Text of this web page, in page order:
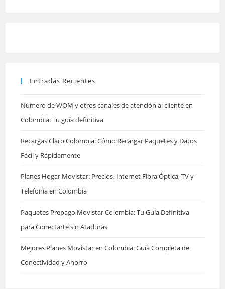
Entradas Recientes
Número de WOM y otros canales de atención al cliente en
Colombia: Tu guía definitiva
Recargas Claro Colombia: Cómo Recargar Paquetes y Datos
Fácil y Rápidamente
Planes Hogar Movistar: Precios, Internet Fibra Óptica, TV y
Telefonía en Colombia
Paquetes Prepago Movistar Colombia: Tu Guía Definitiva
para Conectarte sin Ataduras
Mejores Planes Movistar en Colombia: Guía Completa de
Conectividad y Ahorro